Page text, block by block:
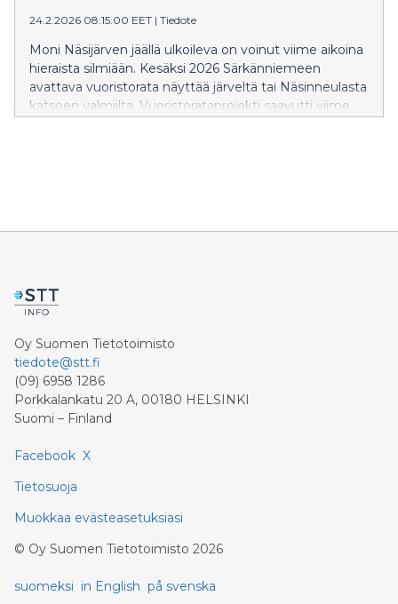
rannekkeen, porttihinta on edellisvuotta edullisempi.
24.2.2026 08:15:00 EET | Tiedote
Moni Näsijärven jäällä ulkoileva on voinut viime aikoina
hieraista silmiään. Kesäksi 2026 Särkänniemeen
avattava vuoristorata näyttää järveltä tai Näsinneulasta
katsoen valmiilta. Vuoristorataprojekti saavutti viime
Oy Suomen Tietotoimisto
tiedote@stt.fi
(09) 6958 1286
Porkkalankatu 20 A, 00180 HELSINKI
Suomi – Finland
Facebook X
Tietosuoja
Muokkaa evästeasetuksiasi
© Oy Suomen Tietotoimisto 2026
suomeksi in English på svenska